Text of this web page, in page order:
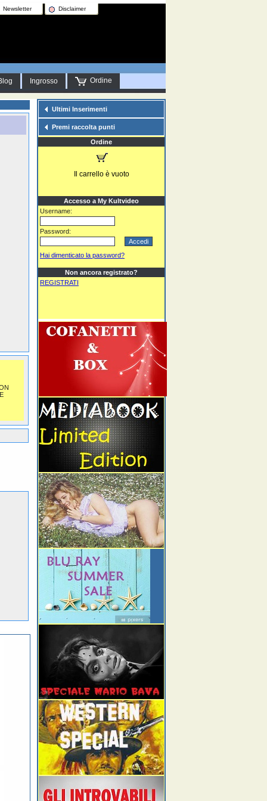
Newsletter Disclaimer
Ingrosso Ordine
Ultimi Inserimenti
Premi raccolta punti
Ordine
Il carrello è vuoto
Accesso a My Kultvideo
Username:
Password:
Hai dimenticato la password?
Non ancora registrato?
REGISTRATI